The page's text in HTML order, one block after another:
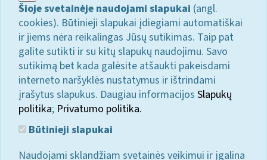
Šioje svetainėje naudojami slapukai (angl.
cookies). Būtinieji slapukai įdiegiami automatiškai
ir jiems nėra reikalingas Jūsų sutikimas. Taip pat
galite sutikti ir su kitų slapukų naudojimu. Savo
sutikimą bet kada galėsite atšaukti pakeisdami
interneto naršyklės nustatymus ir ištrindami
įrašytus slapukus. Daugiau informacijos Slapukų
politika; Privatumo politika.
Būtinieji slapukai
Naudojami sklandžiam svetainės veikimui ir įgalina